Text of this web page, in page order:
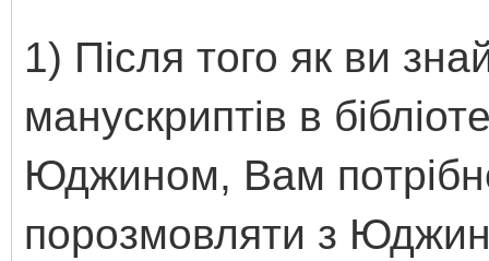
1) Після того як ви
манускриптів в
Юджином, Вам
порозмовляти з